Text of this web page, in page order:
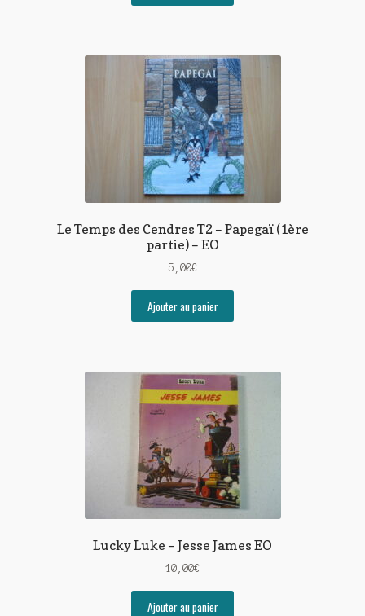
Le Temps des Cendres T2 – Papegaï (1ère
partie) – EO
5,00€
Ajouter au panier
Lucky Luke – Jesse James EO
10,00€
Ajouter au panier